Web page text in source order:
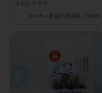
るかじり チカ
メーカー希望小売価格
700円